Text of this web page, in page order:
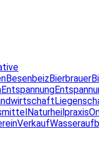
BesenbeizBierbrauer
Entspannung
Naturheilpraxis
Verkauf